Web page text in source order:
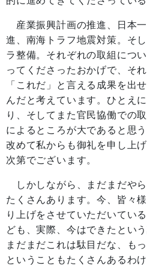
産業振興計画の推進、日本
進、南海トラフ地震対策。そ
ラ整備。それぞれの取組につ
ってくださったおかげで、そ
「これだ」と言える成果を出
んだと考えています。ひとえ
り、そしてまた官民協働での
によるところが大であると思
改めて私からも御礼を申し上
次第でございます。
しかしながら、まだまだや
たくさんあります。今、皆々
り上げをさせていただいてい
ども、実際、今はできたとい
まだまだこれは駄目だな、も
ということもたくさんあるわ